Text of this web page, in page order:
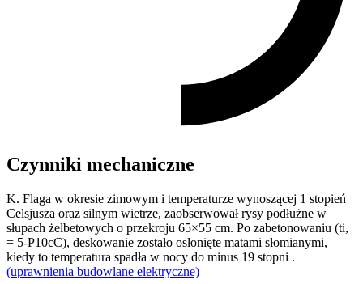
Czynniki mechaniczne
K. Flaga w okresie zimowym i temperaturze wynoszącej 1 stopień
Celsjusza oraz silnym wietrze, zaobserwował rysy podłużne w
słupach żelbetowych o przekroju 65×55 cm. Po zabetonowaniu (ti,
= 5-P10cC), deskowanie zostało osłonięte matami słomianymi,
kiedy to temperatura spadła w nocy do minus 19 stopni .
(uprawnienia budowlane elektryczne)